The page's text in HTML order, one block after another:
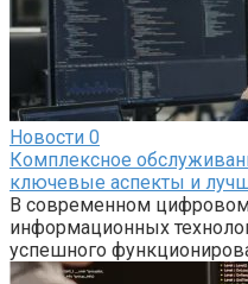
Новости 0
Комплексное
ключевые аспекты и
В современном
информационных
успешного